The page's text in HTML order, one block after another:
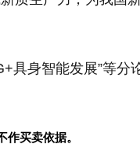
具身智能发展”等分
买卖依据。